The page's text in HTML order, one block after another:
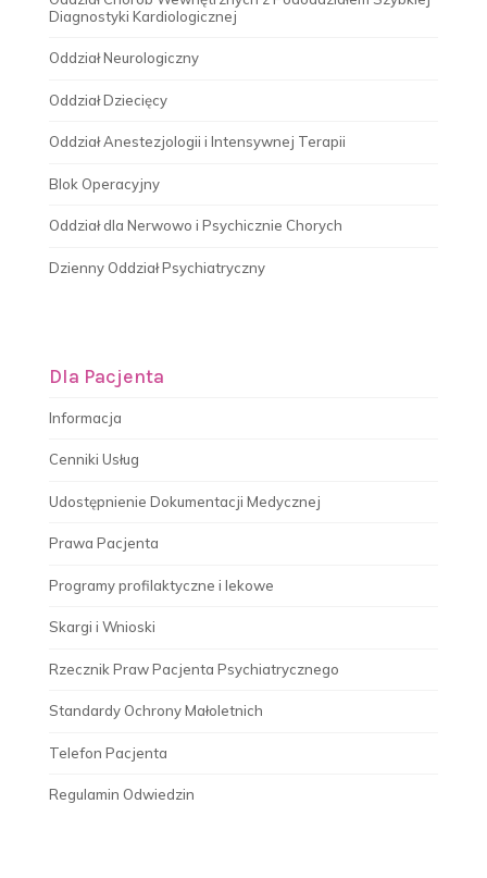
Diagnostyki Kardiologicznej
Oddział Neurologiczny
Oddział Dziecięcy
Oddział Anestezjologii i Intensywnej Terapii
Blok Operacyjny
Oddział dla Nerwowo i Psychicznie Chorych
Dzienny Oddział Psychiatryczny
Dla Pacjenta
Informacja
Cenniki Usług
Udostępnienie Dokumentacji Medycznej
Prawa Pacjenta
Programy profilaktyczne i lekowe
Skargi i Wnioski
Rzecznik Praw Pacjenta Psychiatrycznego
Standardy Ochrony Małoletnich
Telefon Pacjenta
Regulamin Odwiedzin